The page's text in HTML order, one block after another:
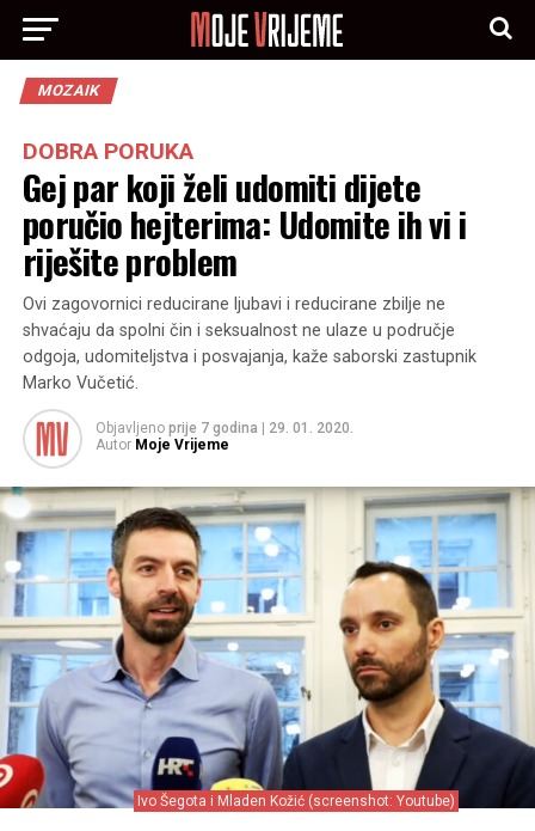
MOZAIK
DOBRA PORUKA
Gej par koji želi udomiti dijete
poručio hejterima: Udomite ih vi i
riješite problem
Ovi zagovornici reducirane ljubavi i reducirane zbilje ne
shvaćaju da spolni čin i seksualnost ne ulaze u područje
odgoja, udomiteljstva i posvajanja, kaže saborski zastupnik
Marko Vučetić.
Objavljeno prije 7 godina
29. 01. 2020.
Autor Moje Vrijeme
Ivo Šegota i Mladen Kožić (screenshot: Youtube)